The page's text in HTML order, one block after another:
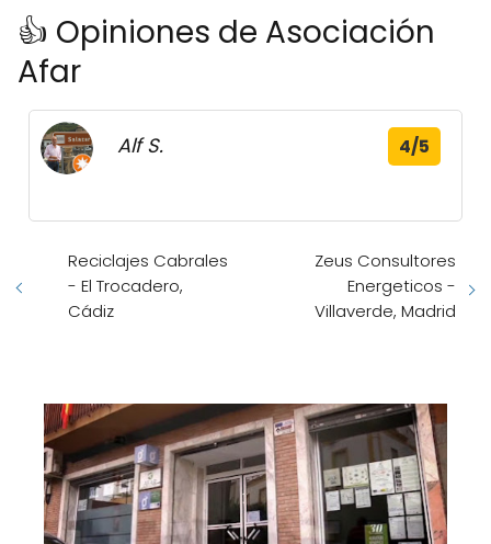
👍 Opiniones de Asociación
Afar
Alf S. 4/5
Reciclajes Cabrales
- El Trocadero,
Cádiz
Zeus Consultores
Energeticos -
Villaverde, Madrid